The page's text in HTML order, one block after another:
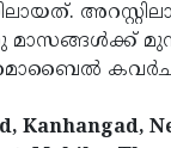
മൊബൈല്‍ കവര്‍ച
Kanhangad,